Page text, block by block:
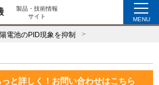
製品・技術情報
サイト
MENU
電池のPID現象を抑制
と詳しく！お問い合わせはこちら